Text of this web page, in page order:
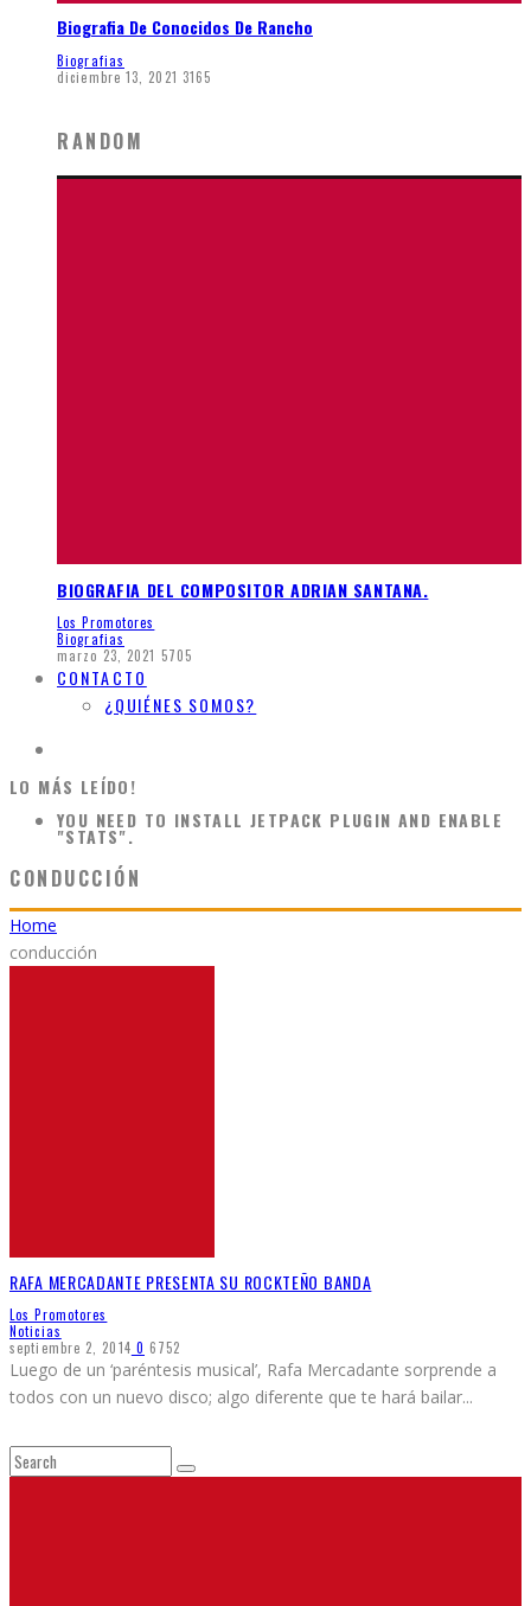
Biografia De Conocidos De Rancho
Biografias
diciembre 13, 2021 3165
RANDOM
BIOGRAFIA DEL COMPOSITOR ADRIAN SANTANA.
Los Promotores
Biografias
marzo 23, 2021 5705
CONTACTO
¿QUIÉNES SOMOS?
LO MÁS LEÍDO!
YOU NEED TO INSTALL JETPACK PLUGIN AND ENABLE
"STATS".
CONDUCCIÓN
Home
conducción
RAFA MERCADANTE PRESENTA SU ROCKTEÑO BANDA
Los Promotores
Noticias
septiembre 2, 2014 0 6752
Luego de un ‘paréntesis musical’, Rafa Mercadante sorprende a
todos con un nuevo disco; algo diferente que te hará bailar...